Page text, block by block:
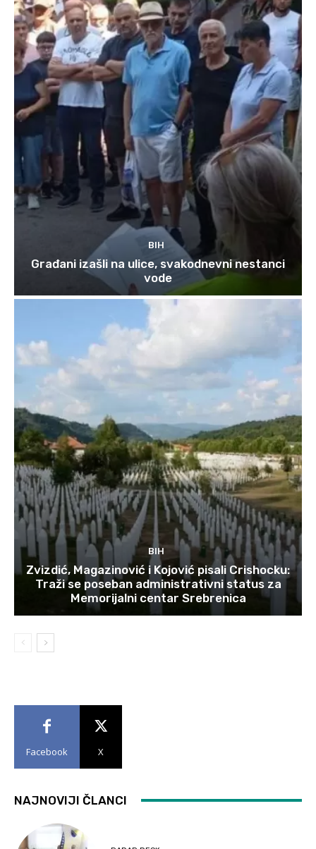
BIH
Građani izašli na ulice, svakodnevni nestanci
vode
BIH
Zvizdić, Magazinović i Kojović pisali Crishocku:
Traži se poseban administrativni status za
Memorijalni centar Srebrenica
Facebook X
NAJNOVIJI ČLANCI